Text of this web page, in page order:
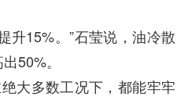
升15%。”石莹说，油冷散
50%。
大多数工况下，都能牢牢